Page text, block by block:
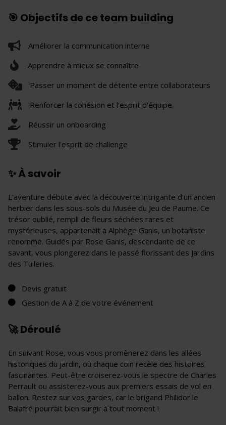
🎯 Objectifs de ce team building
Améliorer la communication interne
Apprendre à mieux se connaître
Passer un moment de détente entre collaborateurs
Renforcer la cohésion et l'esprit d'équipe
Réussir un onboarding
Stimuler l'esprit de challenge
✨ À savoir
L'aventure débute avec la découverte intrigante d'un ancien
herbier dans les sous-sols du Musée du Jeu de Paume. Ce
trésor oublié, rempli de fleurs séchées rares et
mystérieuses, appartenait à Alphège Ganis, un botaniste
renommé. Guidés par Rose Ganis, descendante de ce
savant, vous plongerez dans le passé florissant des Jardins
des Tuileries.
Devis gratuit
Gestion de A à Z de votre événement
🚀 Déroulé
En suivant Rose, vous vous promènerez dans les allées
historiques du jardin, où chaque coin recèle des histoires
fascinantes. Peut-être croiserez-vous le spectre de Charles
Perrault ou assisterez-vous aux premiers essais de vol en
ballon. Restez sur vos gardes, car le brigand Philidor le
Balafré pourrait bien surgir à tout moment !